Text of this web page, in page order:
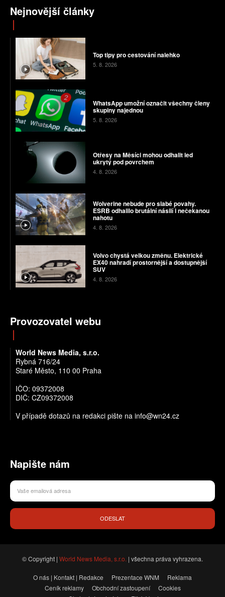
Nejnovější články
Top tipy pro cestování nalehko
5. 8. 2026
WhatsApp umožní označit všechny členy
skupiny najednou
5. 8. 2026
Otřesy na Měsíci mohou odhalit led
ukrytý pod povrchem
4. 8. 2026
Wolverine nebude pro slabé povahy.
ESRB odhalilo brutální násilí i nečekanou
nahotu
4. 8. 2026
Volvo chystá velkou změnu. Elektrické
EX40 nahradí prostornější a dostupnější
SUV
4. 8. 2026
Provozovatel webu
World News Media, s.r.o.
Rybná 716/24
Staré Město, 110 00 Praha
IČO: 09372008
DIČ: CZ09372008
V případě dotazů na redakci pište na info@wn24.cz
Napište nám
ODESLAT
© Copyright | World News Media, s.r.o. | všechna práva vyhrazena.
O nás | Kontakt | Redakce Prezentace WNM
Reklama
Ceník reklamy
Obchodní zastoupení
Cookies